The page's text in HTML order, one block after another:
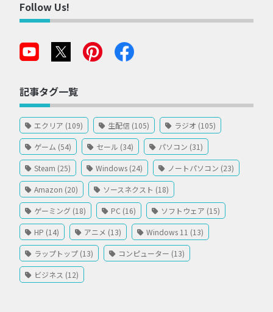
Follow Us!
記事タグ一覧
エクリア (109) 生配信 (105) ラジオ (105)
ゲーム (54) セール (34) パソコン (31)
Steam (25) Windows (24) ノートパソコン (23)
Amazon (20) ソースネクスト (18)
ゲーミング (18) PC (16) ソフトウェア (15)
HP (14) アニメ (13) Windows 11 (13)
ラップトップ (13) コンピューター (13)
ビジネス (12)